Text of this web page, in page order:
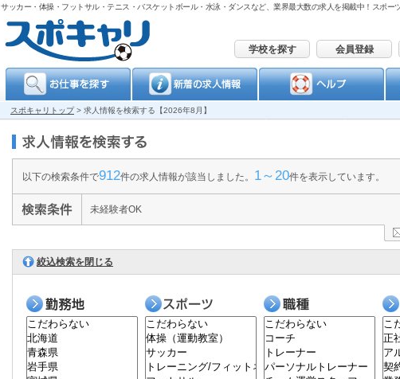
サッカー・体操・フットサル・テニス・バスケットボール・水泳・ダンスなど、業界最大数の求人を掲載中！スポー
学校を探す 会員登録
スポキャリトップ> 求人情報を検索する【2026年8月】
以下の検索条件で912件の求人情報が該当しました。 1～20件を表示しています。
未経験者OK
絞込検索を閉じる